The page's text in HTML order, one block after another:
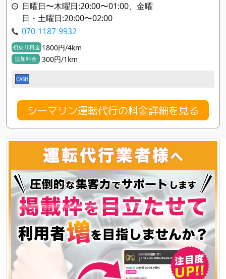
日曜日〜木曜日:20:00〜01:00、金曜
日・土曜日:20:00〜02:00
070-1187-9932
初乗り料金 1800円/4km
追加料金 300円/1km
CASH
シーマリン運転代行の料金詳細を見る